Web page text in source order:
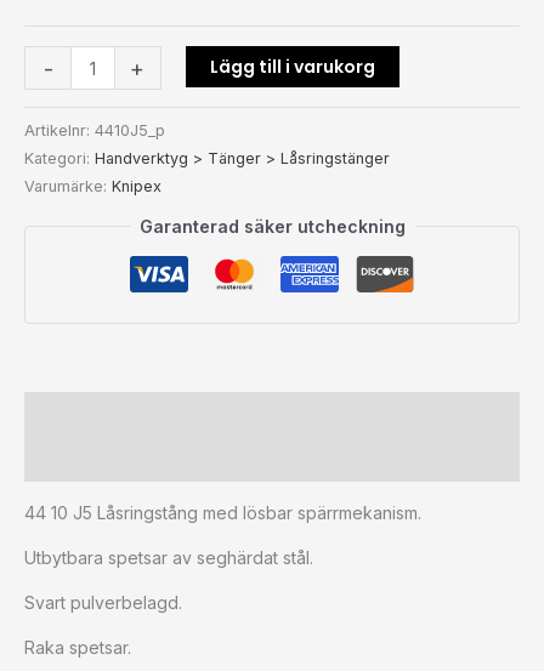
- + Lägg till i varukorg
Artikelnr: 4410J5_p
Kategori: Handverktyg > Tänger > Låsringstänger
Varumärke: Knipex
Garanterad säker utcheckning
44 10 J5 Låsringstång med lösbar spärrmekanism.
Utbytbara spetsar av seghärdat stål.
Svart pulverbelagd.
Raka spetsar.